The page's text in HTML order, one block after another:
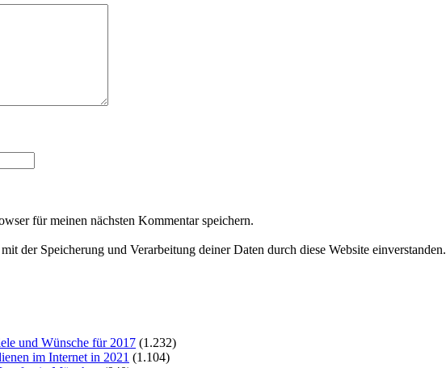
für meinen nächsten Kommentar speichern.
der Speicherung und Verarbeitung deiner Daten durch diese Website einverstanden.
und Wünsche für 2017 (1.232)
im Internet in 2021 (1.104)